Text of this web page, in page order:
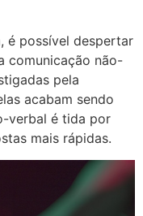
é possível despertar
comunicação não-
pela
acabam sendo
verbal é tida por
mais rápidas.